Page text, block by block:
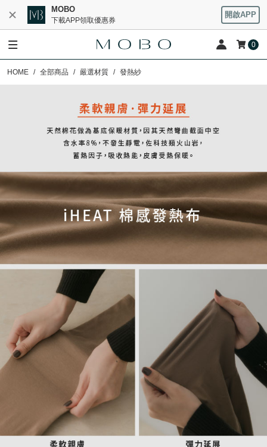
MOBO
下載APP領取優惠券
開啟APP
0
HOME 全部商品 嚴選材質 發熱紗